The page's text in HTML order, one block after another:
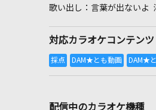
言葉が出ないよ
対応カラオケコンテンツ
配信中のカラオケ機種